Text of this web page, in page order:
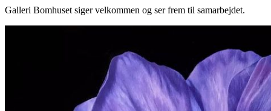
Galleri Bomhuset siger velkommen og ser frem til samarbejdet.